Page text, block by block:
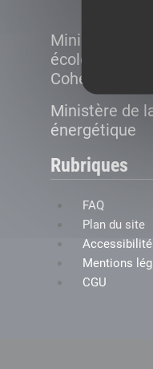
Ministère de
écologique et
Cohésion des
Ministère de
énergétique
Rubriques
FAQ
Plan du site
Mentions
CGU